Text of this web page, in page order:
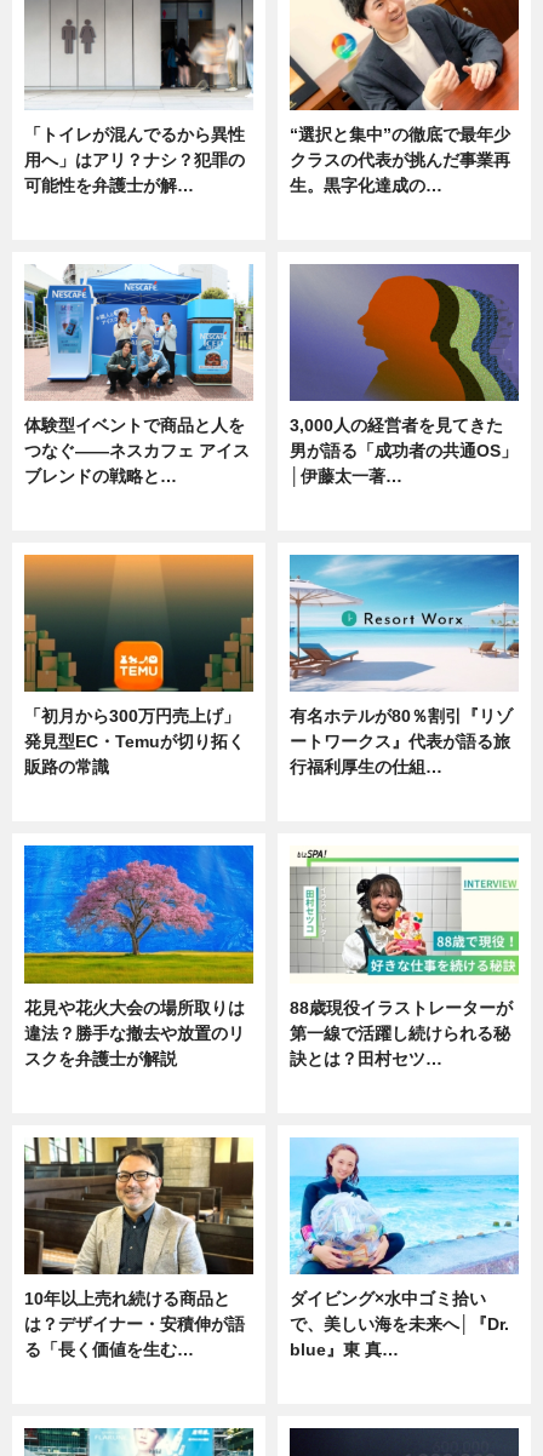
「トイレが混んでるから異性
用へ」はアリ？ナシ？犯罪の
可能性を弁護士が解…
“選択と集中”の徹底で最年少
クラスの代表が挑んだ事業再
生。黒字化達成の…
体験型イベントで商品と人を
つなぐ――ネスカフェ アイス
ブレンドの戦略と…
3,000人の経営者を見てきた
男が語る「成功者の共通OS」
│伊藤太一著…
「初月から300万円売上げ」
発見型EC・Temuが切り拓く
販路の常識
有名ホテルが80％割引『リゾ
ートワークス』代表が語る旅
行福利厚生の仕組…
花見や花火大会の場所取りは
違法？勝手な撤去や放置のリ
スクを弁護士が解説
88歳現役イラストレーターが
第一線で活躍し続けられる秘
訣とは？田村セツ…
10年以上売れ続ける商品と
は？デザイナー・安積伸が語
る「長く価値を生む…
ダイビング×水中ゴミ拾い
で、美しい海を未来へ│『Dr.
blue』東 真…